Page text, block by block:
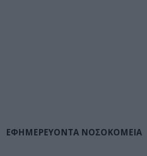
ΕΦΗΜΕΡΕΥΟΝΤΑ ΝΟΣΟΚΟΜΕΙΑ